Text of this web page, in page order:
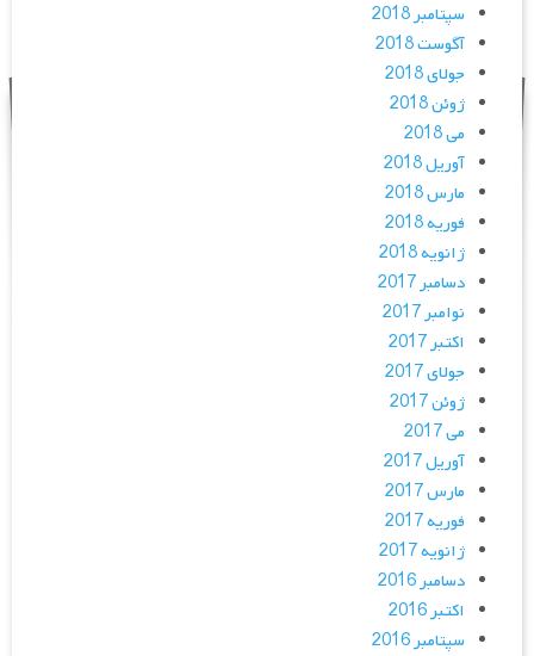
سپتامبر 2018
آگوست 2018
جولای 2018
ژوئن 2018
می 2018
آوریل 2018
مارس 2018
فوریه 2018
ژانویه 2018
دسامبر 2017
نوامبر 2017
اکتبر 2017
جولای 2017
ژوئن 2017
می 2017
آوریل 2017
مارس 2017
فوریه 2017
ژانویه 2017
دسامبر 2016
اکتبر 2016
سپتامبر 2016